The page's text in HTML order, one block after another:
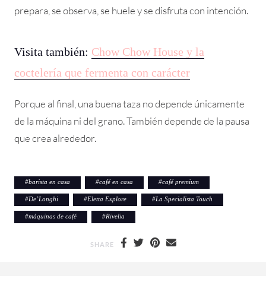
prepara, se observa, se huele y se disfruta con intención.
Visita también: Chow Chow House y la
coctelería que fermenta con carácter
Porque al final, una buena taza no depende únicamente
de la máquina ni del grano. También depende de la pausa
que crea alrededor.
#barista en casa #café en casa #café premium
#De’Longhi #Eletta Explore #La Specialista Touch
#máquinas de café #Rivelia
SHARE